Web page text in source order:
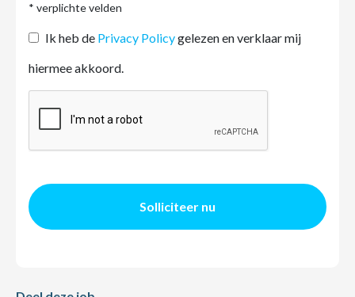
* verplichte velden
Ik heb de Privacy Policygelezen en verklaar mij
hiermee akkoord.
Solliciteer nu